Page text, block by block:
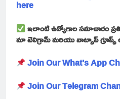
here
ఇలాంటి ఉద్యోగాల సమాచారం
మా టెలిగ్రామ్ మరియు వాట్సాప్
Join Our What’s App
Join Our Telegram